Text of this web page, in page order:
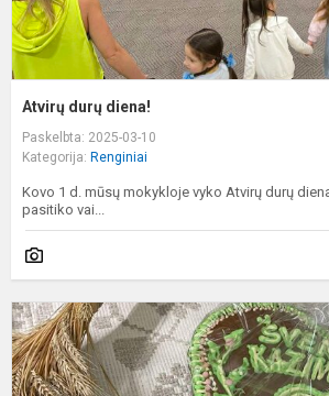
Atvirų durų diena!
Paskelbta: 2025-03-10
Kategorija: Renginiai
Kovo 1 d. mūsų mokykloje vyko Atvirų durų
pasitiko vai...